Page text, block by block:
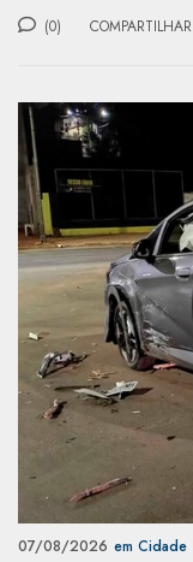
(0) COMPARTILHAR
07/08/2026 em Cidade